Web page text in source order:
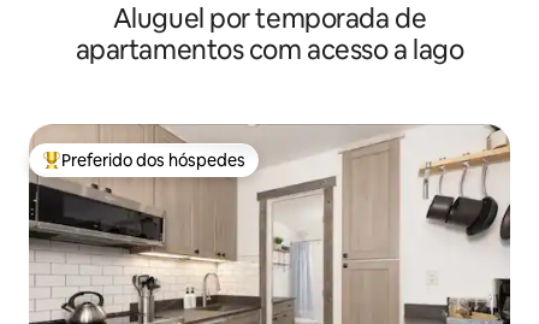
Aluguel por temporada de
apartamentos com acesso a lago
Entre os melhores preferidos dos hóspedes
Preferido dos hóspedes